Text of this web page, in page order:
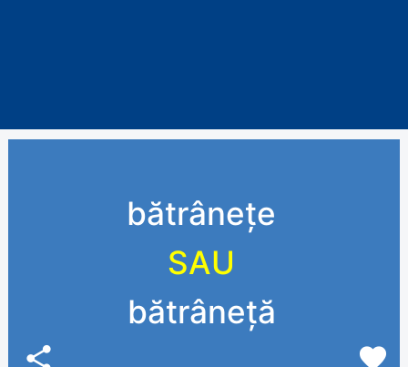
bătrânețe
SAU
bătrâneță
share favorite